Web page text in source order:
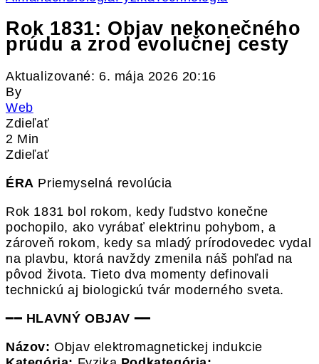
Rok 1831: Objav nekonečného
prúdu a zrod evolučnej cesty
Aktualizované: 6. mája 2026 20:16
By
Web
Zdieľať
2 Min
Zdieľať
ÉRA Priemyselná revolúcia
Rok 1831 bol rokom, kedy ľudstvo konečne
pochopilo, ako vyrábať elektrinu pohybom, a
zároveň rokom, kedy sa mladý prírodovedec vydal
na plavbu, ktorá navždy zmenila náš pohľad na
pôvod života. Tieto dva momenty definovali
technickú aj biologickú tvár moderného sveta.
━━ HLAVNÝ OBJAV ━━
Názov: Objav elektromagnetickej indukcie